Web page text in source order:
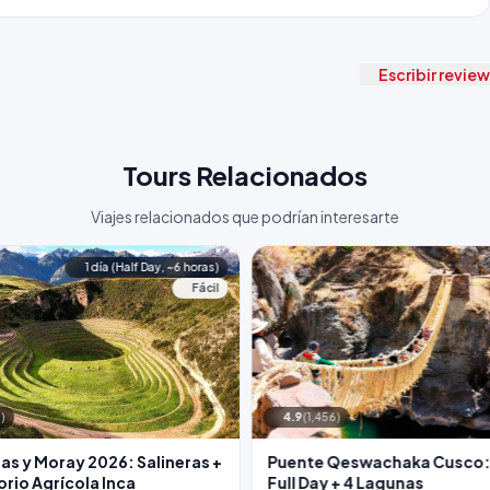
Bernardo). Fin del servicio.
Escribir review
Tours Relacionados
Viajes relacionados que podrían interesarte
1 día (Half Day, ~6 horas)
Fácil
y Moray 2026: Salineras +
Agrícola Inca
4.9(1,456)
Puente Qeswachaka
Full Day + 4 Lagunas